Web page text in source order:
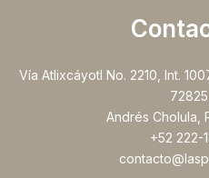
Vía Atlixcáyotl No. 2210, Int.
Andrés Cholula,
+52 222-